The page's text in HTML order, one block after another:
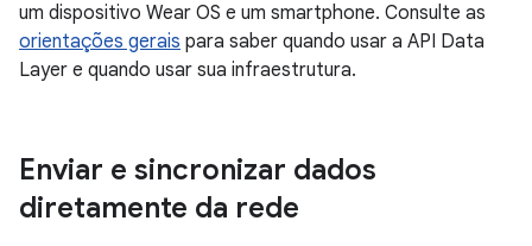
um dispositivo Wear OS e um smartphone. Consulte as
orientações gerais para saber quando usar a API Data
Layer e quando usar sua infraestrutura.
Enviar e sincronizar dados
diretamente da rede